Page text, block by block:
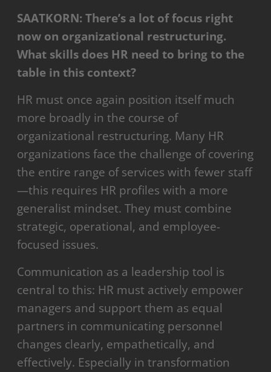
SAATKORN: There’s a lot of focus right
now on organizational restructuring.
What skills does HR need to bring to the
table in this context?
HR must once again position itself much
more broadly in the course of
organizational restructuring. Many HR
organizations face the challenge of covering
the entire range of services with fewer staff
—this requires HR profiles with a more
generalist mindset. They must combine
strategic, operational, and employee-
focused issues.
Communication as a leadership tool is
central to this: HR must actively empower
managers and support them as equal
partners in communicating personnel
changes clearly, empathetically, and
effectively. Especially in transformation